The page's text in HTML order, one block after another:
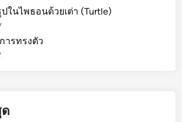
ในไพธอนด้วยเต่า (Turtle)
ารทรงตัว